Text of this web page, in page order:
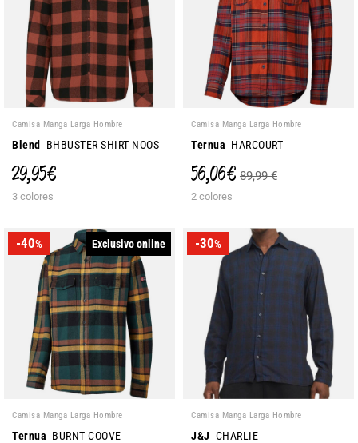
Camisa Manga Larga Hombre
Blend BHBUSTER SHIRT NOOS
29,95 €
3 colores
Camisa Manga Larga Hombre
Ternua HARCOURT
56,06 € 89,99 €
2 colores
-40% Exclusivo online
Camisa Manga Larga Hombre
Ternua BURNT COOVE
-30%
Camisa Manga Larga Hombre
J&J CHARLIE